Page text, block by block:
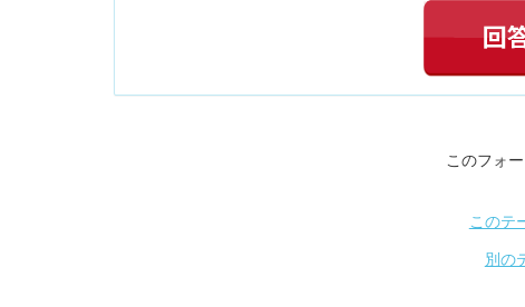
このフォ
このテ
別の